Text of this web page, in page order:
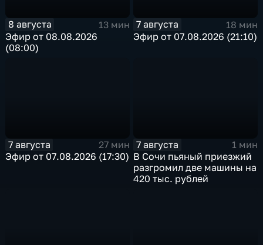
8 августа
13 мин
Эфир от 08.08.2026
(08:00)
7 августа
18 мин
Эфир от 07.08.2026 (21:10)
7 августа
27 мин
Эфир от 07.08.2026 (17:30)
7 августа
1 мин
В Сочи пьяный приезжий
разгромил две машины на
420 тыс. рублей